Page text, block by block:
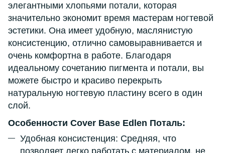
элегантными хлопьями потали, которая
значительно экономит время мастерам ногтевой
эстетики. Она имеет удобную, маслянистую
консистенцию, отлично самовыравнивается и
очень комфортна в работе. Благодаря
идеальному сочетанию пигмента и потали, вы
можете быстро и красиво перекрыть
натуральную ногтевую пластину всего в один
слой.
Особенности Cover Base Edlen Поталь:
Удобная консистенция: Средняя, что
позволяет легко работать с материалом, не